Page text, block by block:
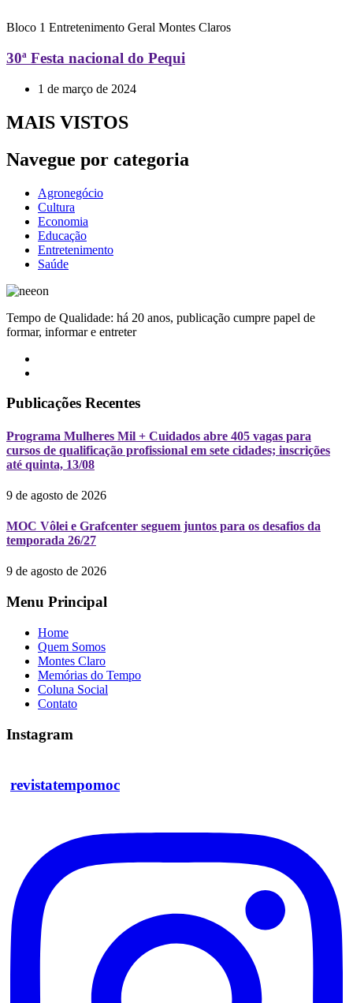
Bloco 1 Entretenimento Geral Montes Claros
30ª Festa nacional do Pequi
1 de março de 2024
MAIS VISTOS
Navegue por categoria
Agronegócio
Cultura
Economia
Educação
Entretenimento
Saúde
Tempo de Qualidade: há 20 anos, publicação cumpre papel de
formar, informar e entreter
Publicações Recentes
Programa Mulheres Mil + Cuidados abre 405 vagas para
cursos de qualificação profissional em sete cidades; inscrições
até quinta, 13/08
9 de agosto de 2026
MOC Vôlei e Grafcenter seguem juntos para os desafios da
temporada 26/27
9 de agosto de 2026
Menu Principal
Home
Quem Somos
Montes Claro
Memórias do Tempo
Coluna Social
Contato
Instagram
revistatempomoc